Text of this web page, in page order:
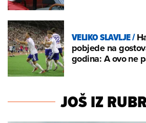
VELIKO SLAVLJE/
pobjede na
godina: A ovo ne
JOŠ IZ